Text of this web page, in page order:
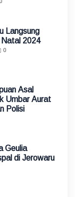
Langsung
Natal 2024
0
Asal
Umbar Aurat
Polisi
Geulia
di Jerowaru